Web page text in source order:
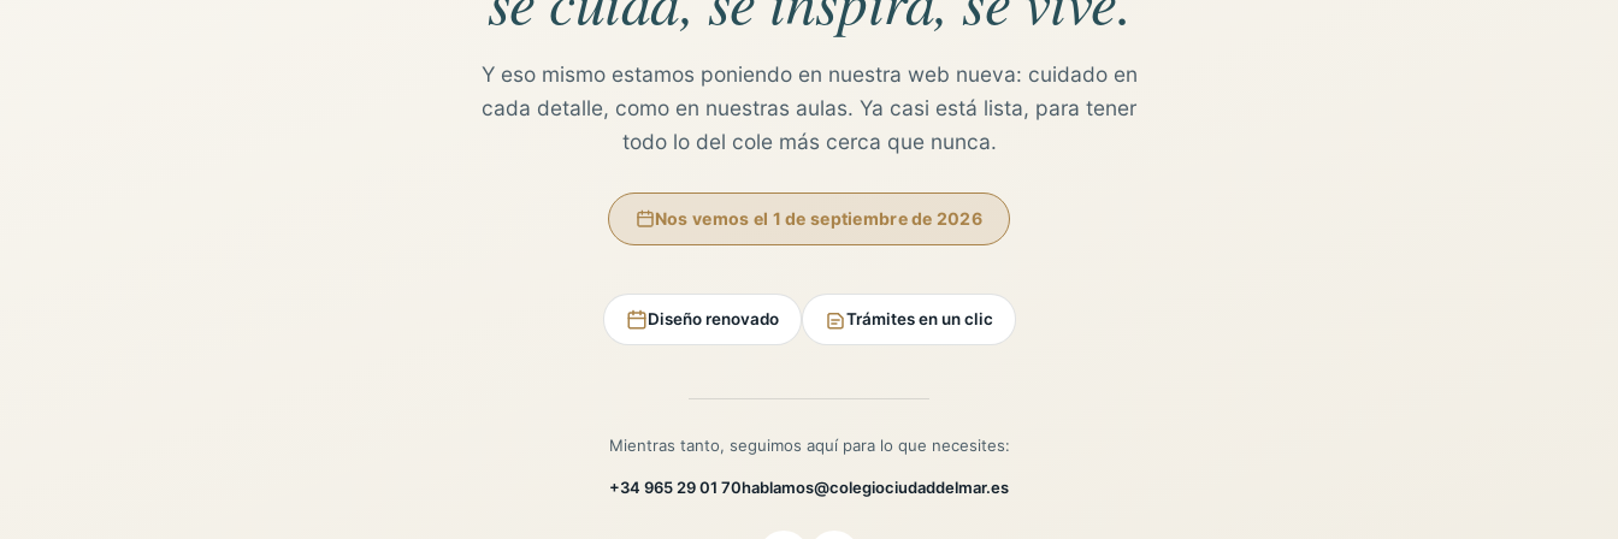
Y eso mismo estamos poniendo en nuestra web nueva: cuidado en
cada detalle, como en nuestras aulas. Ya casi está lista, para tener
todo lo del cole más cerca que nunca.
Nos vemos el 1 de septiembre de 2026
Diseño renovado Trámites en un clic
Mientras tanto, seguimos aquí para lo que necesites:
+34 965 29 01 70hablamos@colegiociudaddelmar.es